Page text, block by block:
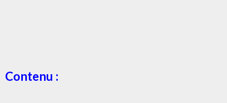
Contenu :